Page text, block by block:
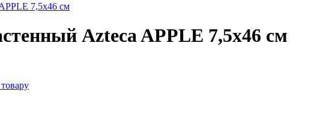
Azteca APPLE 7,5x46 cм